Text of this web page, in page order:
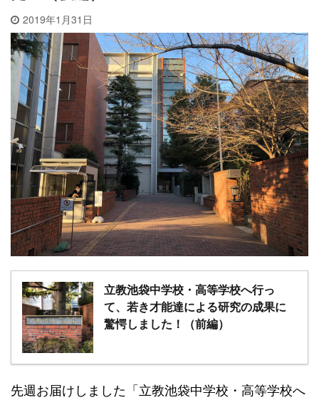
2019年1月31日
立教池袋中学校・高等学校へ行っ
て、若き才能達による研究の成果に
驚愕しました！（前編）
先週お届けしました「立教池袋中学校・高等学校へ